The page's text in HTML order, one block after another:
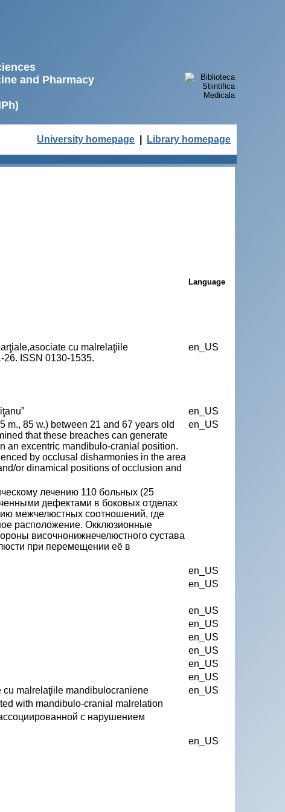
and Pharmacy
University homepage Library homepage
Language
cu malrelaţiile
26. ISSN 0130-1535.
en_US
en_US
m., 85 w.) between 21 and 67 years old
that these breaches can generate
an excentric mandibulo-cranial position.
by occlusal disharmonies in the area
or dinamical positions of occlusion and
en_US
лечению 110 больных (25
дефектами в боковых отделах
межчелюстных соотношений, где
расположение. Окклюзионные
височнонижнечелюстного сустава
при перемещении еë в
en_US
en_US
en_US
en_US
en_US
en_US
en_US
en_US
cu malrelaţiile mandibulocraniene
en_US
with mandibulo-cranial malrelation
с нарушением
en_US